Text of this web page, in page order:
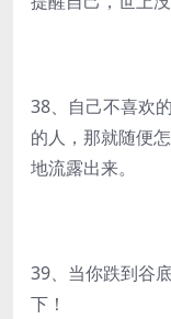
38、自己不喜欢
的人，那就随便
地流露出来。
39、当你跌到谷
下！